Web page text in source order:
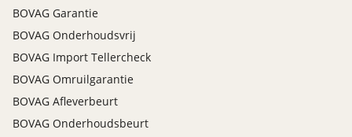
BOVAG Garantie
BOVAG Onderhoudsvrij
BOVAG Import Tellercheck
BOVAG Omruilgarantie
BOVAG Afleverbeurt
BOVAG Onderhoudsbeurt